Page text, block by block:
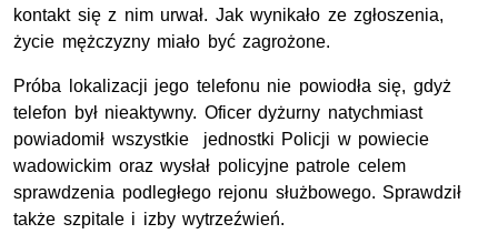
kontakt się z nim urwał. Jak wynikało ze zgłoszenia,
życie mężczyzny miało być zagrożone.
Próba lokalizacji jego telefonu nie powiodła się, gdyż
telefon był nieaktywny. Oficer dyżurny natychmiast
powiadomił wszystkie jednostki Policji w powiecie
wadowickim oraz wysłał policyjne patrole celem
sprawdzenia podległego rejonu służbowego. Sprawdził
także szpitale i izby wytrzeźwień.